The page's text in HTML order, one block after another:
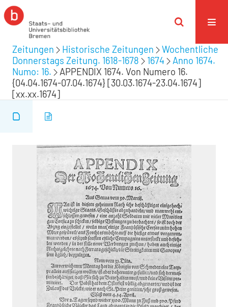
Zeitungen Historische Zeitungen
Wochentliche
Donnerstags Zeitung. 1618-1678
1674
Anno 1674.
Numo: 16.
APPENDIX 1674. Von Numero 16.
{04.04.1674-07.04.1674} [30.03.1674-23.04.1674]
[xx.xx.1674]